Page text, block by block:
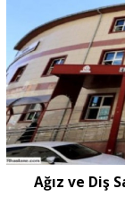
Ağız ve Diş